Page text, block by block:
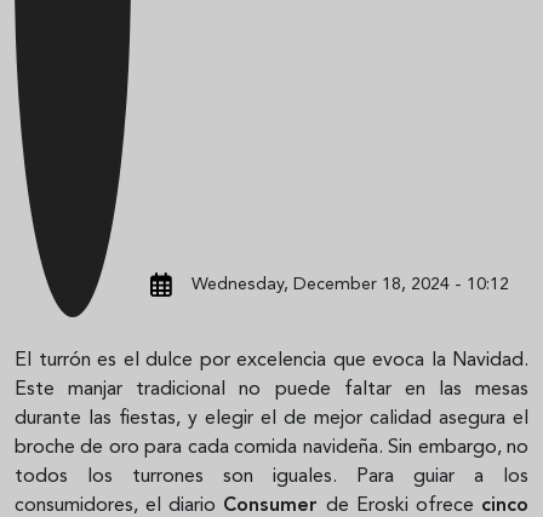
Wednesday, December 18, 2024 - 10:12
El turrón es el dulce por excelencia que evoca la Navidad.
Este manjar tradicional no puede faltar en las mesas
durante las fiestas, y elegir el de mejor calidad asegura el
broche de oro para cada comida navideña. Sin embargo, no
todos los turrones son iguales. Para guiar a los
consumidores, el diario Consumer de Eroski ofrece cinco